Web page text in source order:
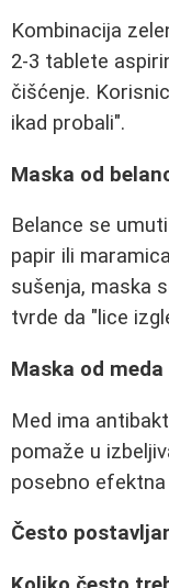
Kombinacija
2-3 tablete
čišćenje.
ikad probali".
Maska od
Belance se
papir ili
sušenja, maska
tvrde da "lice
Maska od
Med ima
pomaže u
posebno
Često